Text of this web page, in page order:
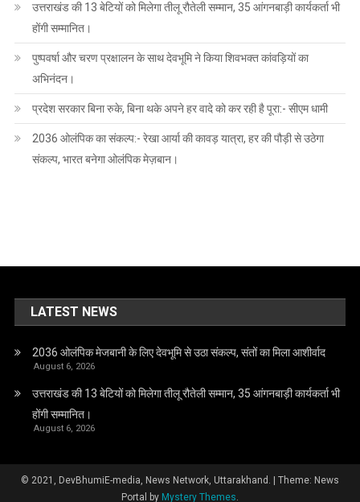
उत्तराखंड की 13 बेटियों को मिलेगा तीलू रौतेली सम्मान, 35 आंगनबाड़ी कार्यकर्ता भी
होंगी सम्मानित।
पुष्पवर्षा और चरण प्रक्षालन के साथ देवभूमि ने किया शिवभक्त कांवड़ियों का
अभिनंदन।
प्रदेश सरकार बिना रुके, बिना थके अपने हर वादे को कर रही है पूरा:- सीएम धामी
2036 ओलंपिक का संकल्प:- रेखा आर्या की कावड़ यात्रा, हर की पौड़ी से उठेगा
संकल्प, भारत बनेगा ओलंपिक मेज़बान।
LATEST NEWS
2036 ओलंपिक मेजबानी के लिए देवभूमि से उठा संकल्प, संतों का मिला आशीर्वाद
August 6, 2026
उत्तराखंड की 13 बेटियों को मिलेगा तीलू रौतेली सम्मान, 35 आंगनबाड़ी कार्यकर्ता भी
होंगी सम्मानित।
August 6, 2026
© 2021, DevBhumiE-media, News Network, Uttarakhand.
Theme: News
Portal by Mystery Themes.